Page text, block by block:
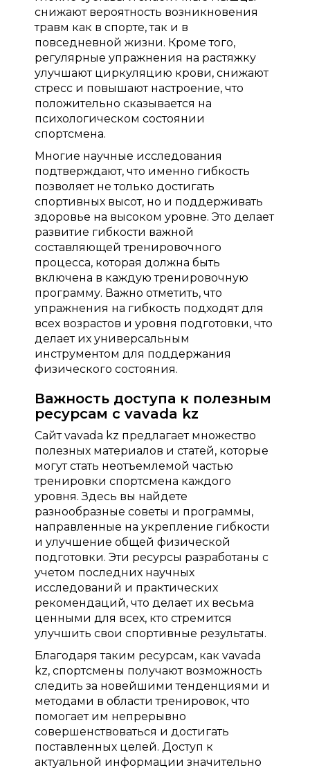
снижают вероятность возникновения
травм как в спорте, так и в
повседневной жизни. Кроме того,
регулярные упражнения на растяжку
улучшают циркуляцию крови, снижают
стресс и повышают настроение, что
положительно сказывается на
психологическом состоянии
спортсмена.
Многие научные исследования
подтверждают, что именно гибкость
позволяет не только достигать
спортивных высот, но и поддерживать
здоровье на высоком уровне. Это делает
развитие гибкости важной
составляющей тренировочного
процесса, которая должна быть
включена в каждую тренировочную
программу. Важно отметить, что
упражнения на гибкость подходят для
всех возрастов и уровня подготовки, что
делает их универсальным
инструментом для поддержания
физического состояния.
Важность доступа к полезным
ресурсам с vavada kz
Сайт vavada kz предлагает множество
полезных материалов и статей, которые
могут стать неотъемлемой частью
тренировки спортсмена каждого
уровня. Здесь вы найдете
разнообразные советы и программы,
направленные на укрепление гибкости
и улучшение общей физической
подготовки. Эти ресурсы разработаны с
учетом последних научных
исследований и практических
рекомендаций, что делает их весьма
ценными для всех, кто стремится
улучшить свои спортивные результаты.
Благодаря таким ресурсам, как vavada
kz, спортсмены получают возможность
следить за новейшими тенденциями и
методами в области тренировок, что
помогает им непрерывно
совершенствоваться и достигать
поставленных целей. Доступ к
актуальной информации значительно